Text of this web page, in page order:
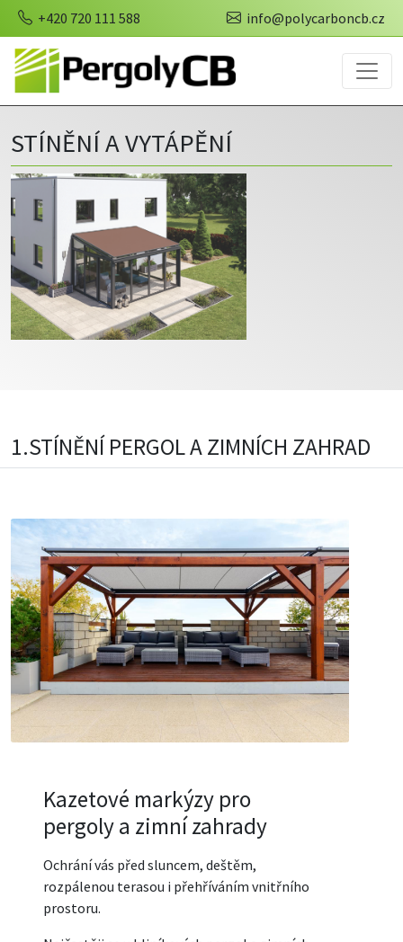
+420 720 111 588 info@polycarboncb.cz
STÍNĚNÍ A VYTÁPĚNÍ
1.STÍNĚNÍ PERGOL A ZIMNÍCH ZAHRAD
Kazetové markýzy pro
pergoly a zimní zahrady
Ochrání vás před sluncem, deštěm,
rozpálenou terasou i přehříváním vnitřního
prostoru.